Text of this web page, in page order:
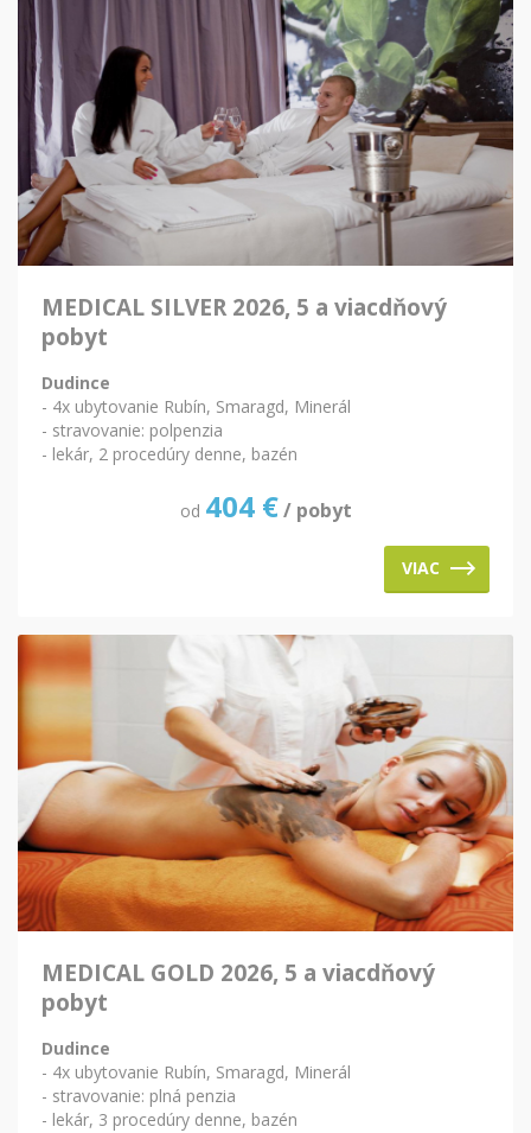
MEDICAL SILVER 2026, 5 a viacdňový
pobyt
Dudince
- 4x ubytovanie Rubín, Smaragd, Minerál
- stravovanie: polpenzia
- lekár, 2 procedúry denne, bazén
od 404 € / pobyt
VIAC
MEDICAL GOLD 2026, 5 a viacdňový
pobyt
Dudince
- 4x ubytovanie Rubín, Smaragd, Minerál
- stravovanie: plná penzia
- lekár, 3 procedúry denne, bazén